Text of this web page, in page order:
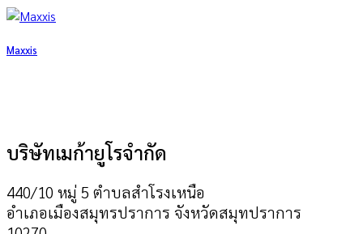
Maxxis
บริษัทเมก้ายูโรจำกัด
440/10 หมู่ 5 ตำบลสำโรงเหนือ
อำเภอเมืองสมุทรปราการ จังหวัดสมุทปราการ